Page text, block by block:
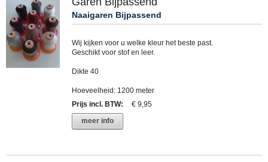
Naaigaren Bijpassend
Wij kijken voor u welke kleur het beste past.
Geschikt voor stof en leer.
Dikte 40
Hoeveelheid: 1200 meter
Prijs incl. BTW:
€ 9,95
meer info